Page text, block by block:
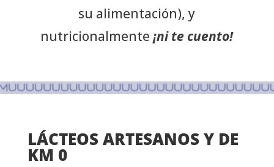
su alimentación), y
nutricionalmente ¡ni te cuento!
LÁCTEOS ARTESANOS Y DE
KM 0